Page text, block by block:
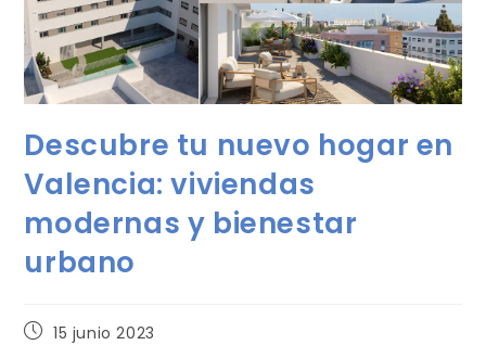
Descubre tu nuevo hogar en
Valencia: viviendas
modernas y bienestar
urbano
15 junio 2023